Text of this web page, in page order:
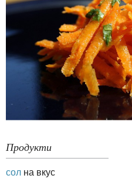
Продукти
сол на вкус